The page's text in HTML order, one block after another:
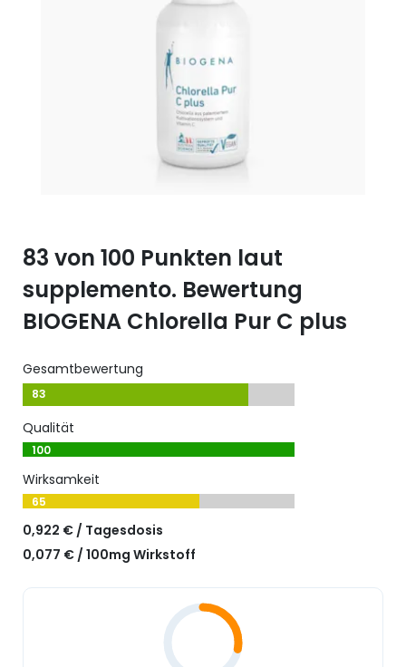
Selen (Se)
Silicium (Si)
Zink (Zn)
Vitamin B12
Vitamin C
Vitamin D
83 von 100 Punkten laut
supplemento. Bewertung
BIOGENA Chlorella Pur C plus
Gesamtbewertung
83
Qualität
100
Wirksamkeit
65
0,922 € / Tagesdosis
0,077 € / 100mg Wirkstoff